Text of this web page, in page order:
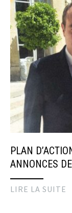
PLAN
ANNONCES
LIRE LA SUITE